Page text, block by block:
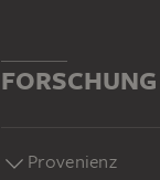
Provenienz